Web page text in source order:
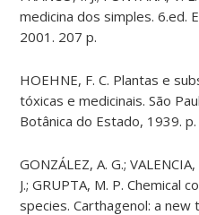
medicina dos simples. 6.ed.
2001. 207 p.
HOEHNE, F. C. Plantas e
tóxicas e medicinais. São
Botânica do Estado, 1939.
GONZÁLEZ, A. G.;
J.; GRUPTA, M. P. Chemical
species. Carthagenol: a